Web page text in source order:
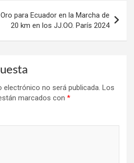
para Ecuador en la Marcha de
20 km en los JJ.OO. París 2024
electrónico no será publicada. Los
marcados con *